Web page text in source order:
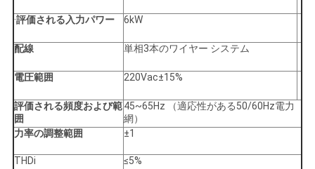
地
図
プ
ラ
イ
·評価される入力パワー 6kW
配線 単相3本のワイヤー システム
電圧範囲 220Vac±15%
評価される頻度および範
囲
45~65Hz （適応性がある50/60Hz電力
網）
力率の調整範囲
±1
THDi ≤5%